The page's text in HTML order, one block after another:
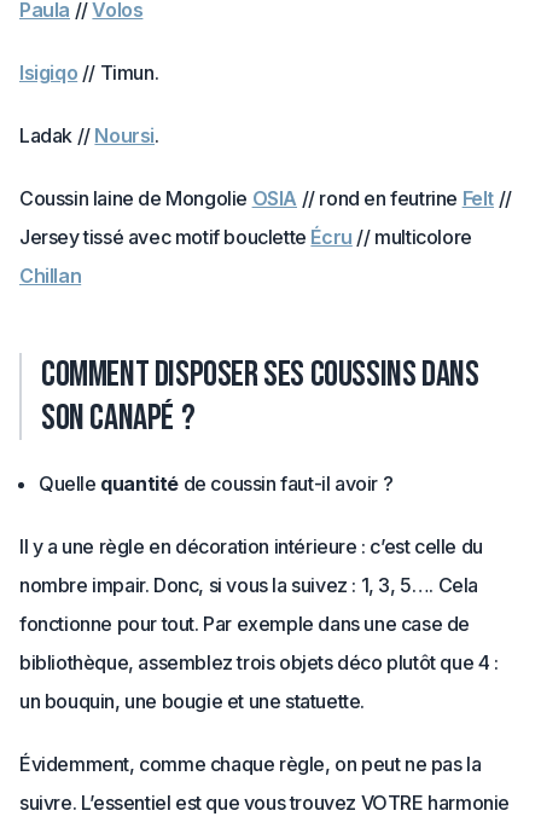
Paula //Volos
Isigiqo // Timun.
Ladak // Noursi.
Coussin laine de Mongolie OSIA // rond en feutrine Felt //
Jersey tissé avec motif bouclette Écru // multicolore
Chillan
Comment disposer ses coussins dans
son canapé ?
Quelle quantité de coussin faut-il avoir ?
Il y a une règle en décoration intérieure : c’est celle du
nombre impair. Donc, si vous la suivez : 1, 3, 5…. Cela
fonctionne pour tout. Par exemple dans une case de
bibliothèque, assemblez trois objets déco plutôt que 4 :
un bouquin, une bougie et une statuette.
Évidemment, comme chaque règle, on peut ne pas la
suivre. L’essentiel est que vous trouvez VOTRE harmonie